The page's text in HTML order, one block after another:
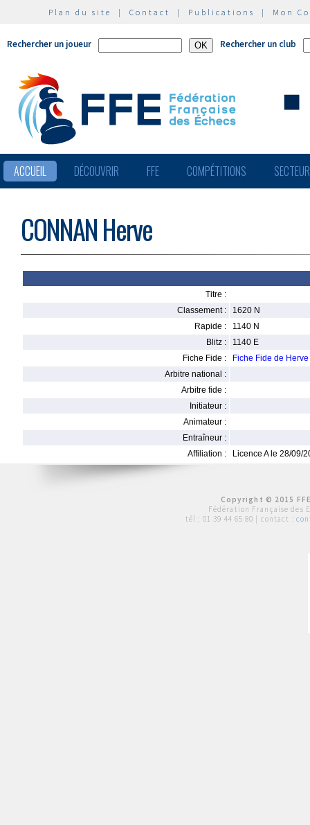
Plan du site | Contact | Publications | Mon
Rechercher un joueur Rechercher un club
ACCUEIL DÉCOUVRIR FFE COMPÉTITIONS
CONNAN Herve
Titre :
Classement :
1620 N
Rapide :
1140 N
Blitz :
1140 E
Fiche Fide :
Fiche Fide de
Arbitre national :
Arbitre fide :
Initiateur :
Animateur :
Entraîneur :
Affiliation :
Licence A le 28/09/
Copyright © 2015
Fédération Française des
tél : 01 39 44 65 80 | contact :